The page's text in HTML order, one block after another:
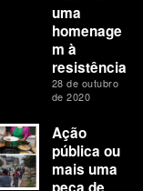
uma
homenage
m à
resistência
28 de outubro
de 2020
Ação
pública ou
mais uma